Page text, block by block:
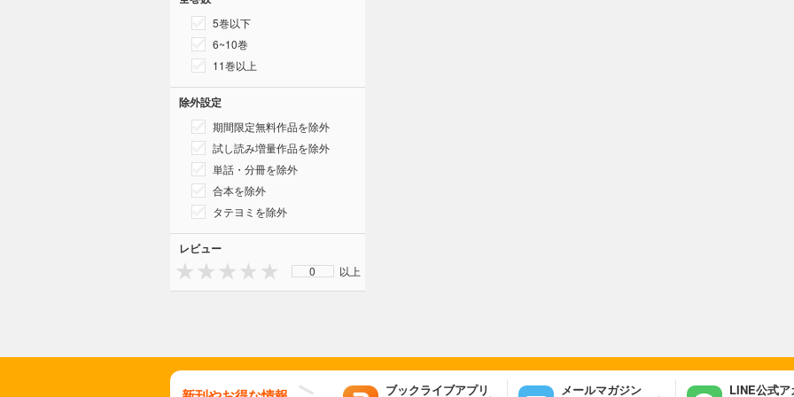
5巻以下
6~10巻
11巻以上
除外設定
期間限定無料作品を除外
試し読み増量作品を除外
単話・分冊を除外
合本を除外
タテヨミを除外
レビュー
0 以上
ブックライブアプリ メールマガジン LINE公式ア